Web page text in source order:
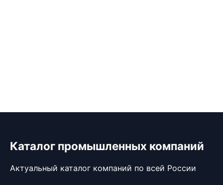
Каталог промышленных компаний
Актуальный каталог компаний по всей России